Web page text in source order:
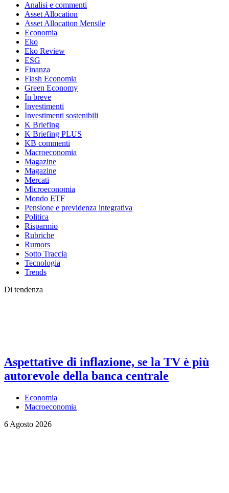
Analisi e commenti
Asset Allocation
Asset Allocation Mensile
Economia
Eko
Eko Review
ESG
Finanza
Flash Economia
Green Economy
In breve
Investimenti
Investimenti sostenibili
K Briefing
K Briefing PLUS
KB commenti
Macroeconomia
Magazine
Magazine
Mercati
Microeconomia
Mondo ETF
Pensione e previdenza integrativa
Politica
Risparmio
Rubriche
Rumors
Sotto Traccia
Tecnologia
Trends
Di tendenza
Aspettative di inflazione, se la TV è più
autorevole della banca centrale
Economia
Macroeconomia
6 Agosto 2026